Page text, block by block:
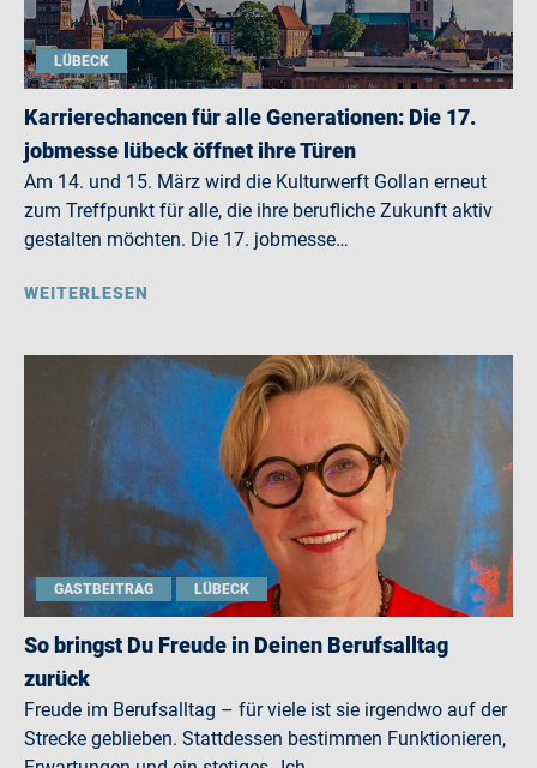
LÜBECK
Karrierechancen für alle Generationen: Die 17.
jobmesse lübeck öffnet ihre Türen
Am 14. und 15. März wird die Kulturwerft Gollan erneut
zum Treffpunkt für alle, die ihre berufliche Zukunft aktiv
gestalten möchten. Die 17. jobmesse…
WEITERLESEN
GASTBEITRAG LÜBECK
So bringst Du Freude in Deinen Berufsalltag
zurück
Freude im Berufsalltag – für viele ist sie irgendwo auf der
Strecke geblieben. Stattdessen bestimmen Funktionieren,